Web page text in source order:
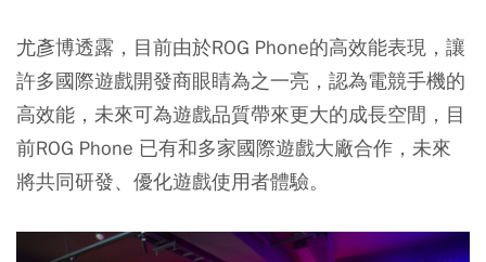
尤彥博透露，目前由於ROG Phone的高效能表現，讓
許多國際遊戲開發商眼睛為之一亮，認為電競手機的
高效能，未來可為遊戲品質帶來更大的成長空間，目
前ROG Phone 已有和多家國際遊戲大廠合作，未來
將共同研發、優化遊戲使用者體驗。